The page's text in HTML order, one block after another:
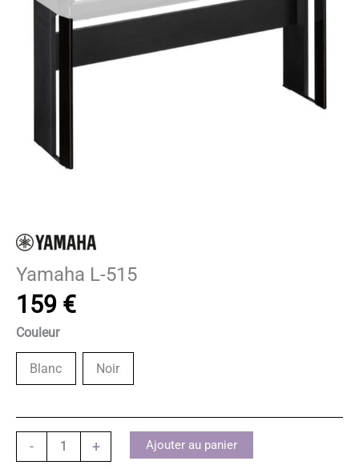
Yamaha L-515
159 €
Couleur
Blanc Noir
-
quantité
de
+ Ajouter au panier